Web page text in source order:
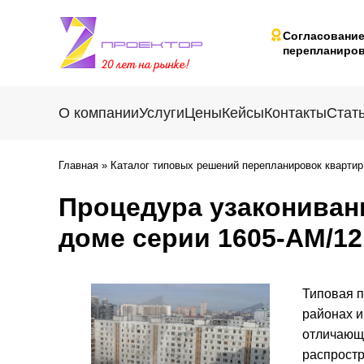
Согласование
О компанииУслугиЦеныКейсыКонтакты
Главная » Каталог типовых решений перепланировок квартир
Процедура
доме серии 1605-АМ/12
Типовая
районах